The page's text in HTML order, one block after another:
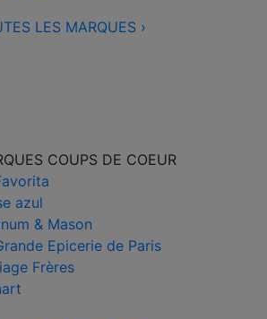
LES MARQUES ›
COUPS DE COEUR
azul
& Mason
Epicerie de Paris
Frères